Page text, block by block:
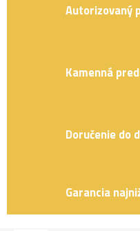
Autorizovaný
Kamenná
Doručenie do
Garancia